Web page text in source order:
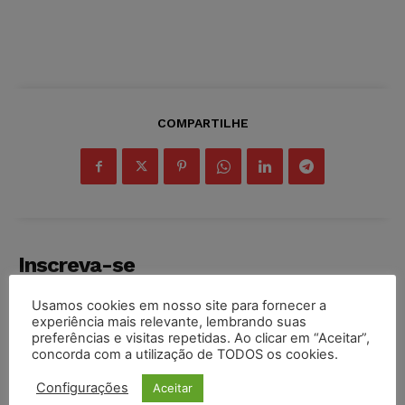
COMPARTILHE
Inscreva-se
Usamos cookies em nosso site para fornecer a
experiência mais relevante, lembrando suas
preferências e visitas repetidas. Ao clicar em “Aceitar”,
concorda com a utilização de TODOS os cookies.
Configurações Aceitar